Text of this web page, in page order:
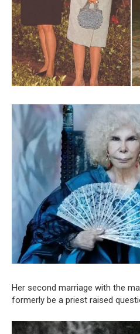
Her second marriage with the
formerly be a priest raised